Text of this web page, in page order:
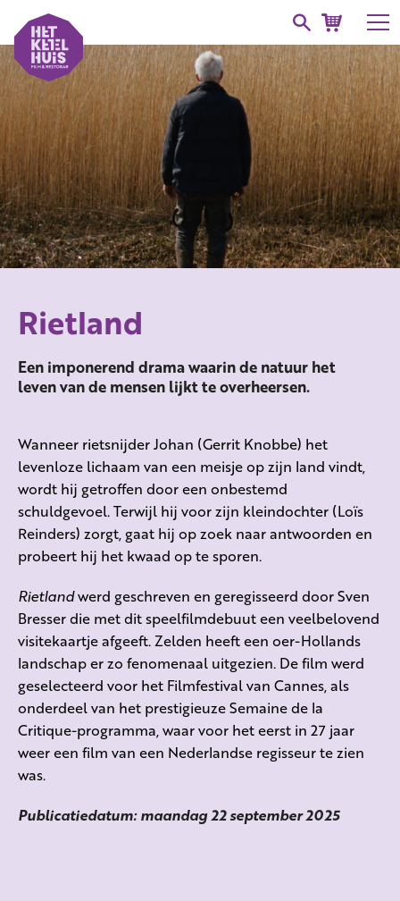
Rietland
Een imponerend drama waarin de natuur het
leven van de mensen lijkt te overheersen.
Wanneer rietsnijder Johan (Gerrit Knobbe) het
levenloze lichaam van een meisje op zijn land vindt,
wordt hij getroffen door een onbestemd
schuldgevoel. Terwijl hij voor zijn kleindochter (Loïs
Reinders) zorgt, gaat hij op zoek naar antwoorden en
probeert hij het kwaad op te sporen.
Rietlandwerd geschreven en geregisseerd door Sven
Bresser die met dit speelfilmdebuut een veelbelovend
visitekaartje afgeeft. Zelden heeft een oer-Hollands
landschap er zo fenomenaal uitgezien. De film werd
geselecteerd voor het Filmfestival van Cannes, als
onderdeel van het prestigieuze Semaine de la
Critique-programma, waar voor het eerst in 27 jaar
weer een film van een Nederlandse regisseur te zien
was.
Publicatiedatum: maandag 22 september 2025